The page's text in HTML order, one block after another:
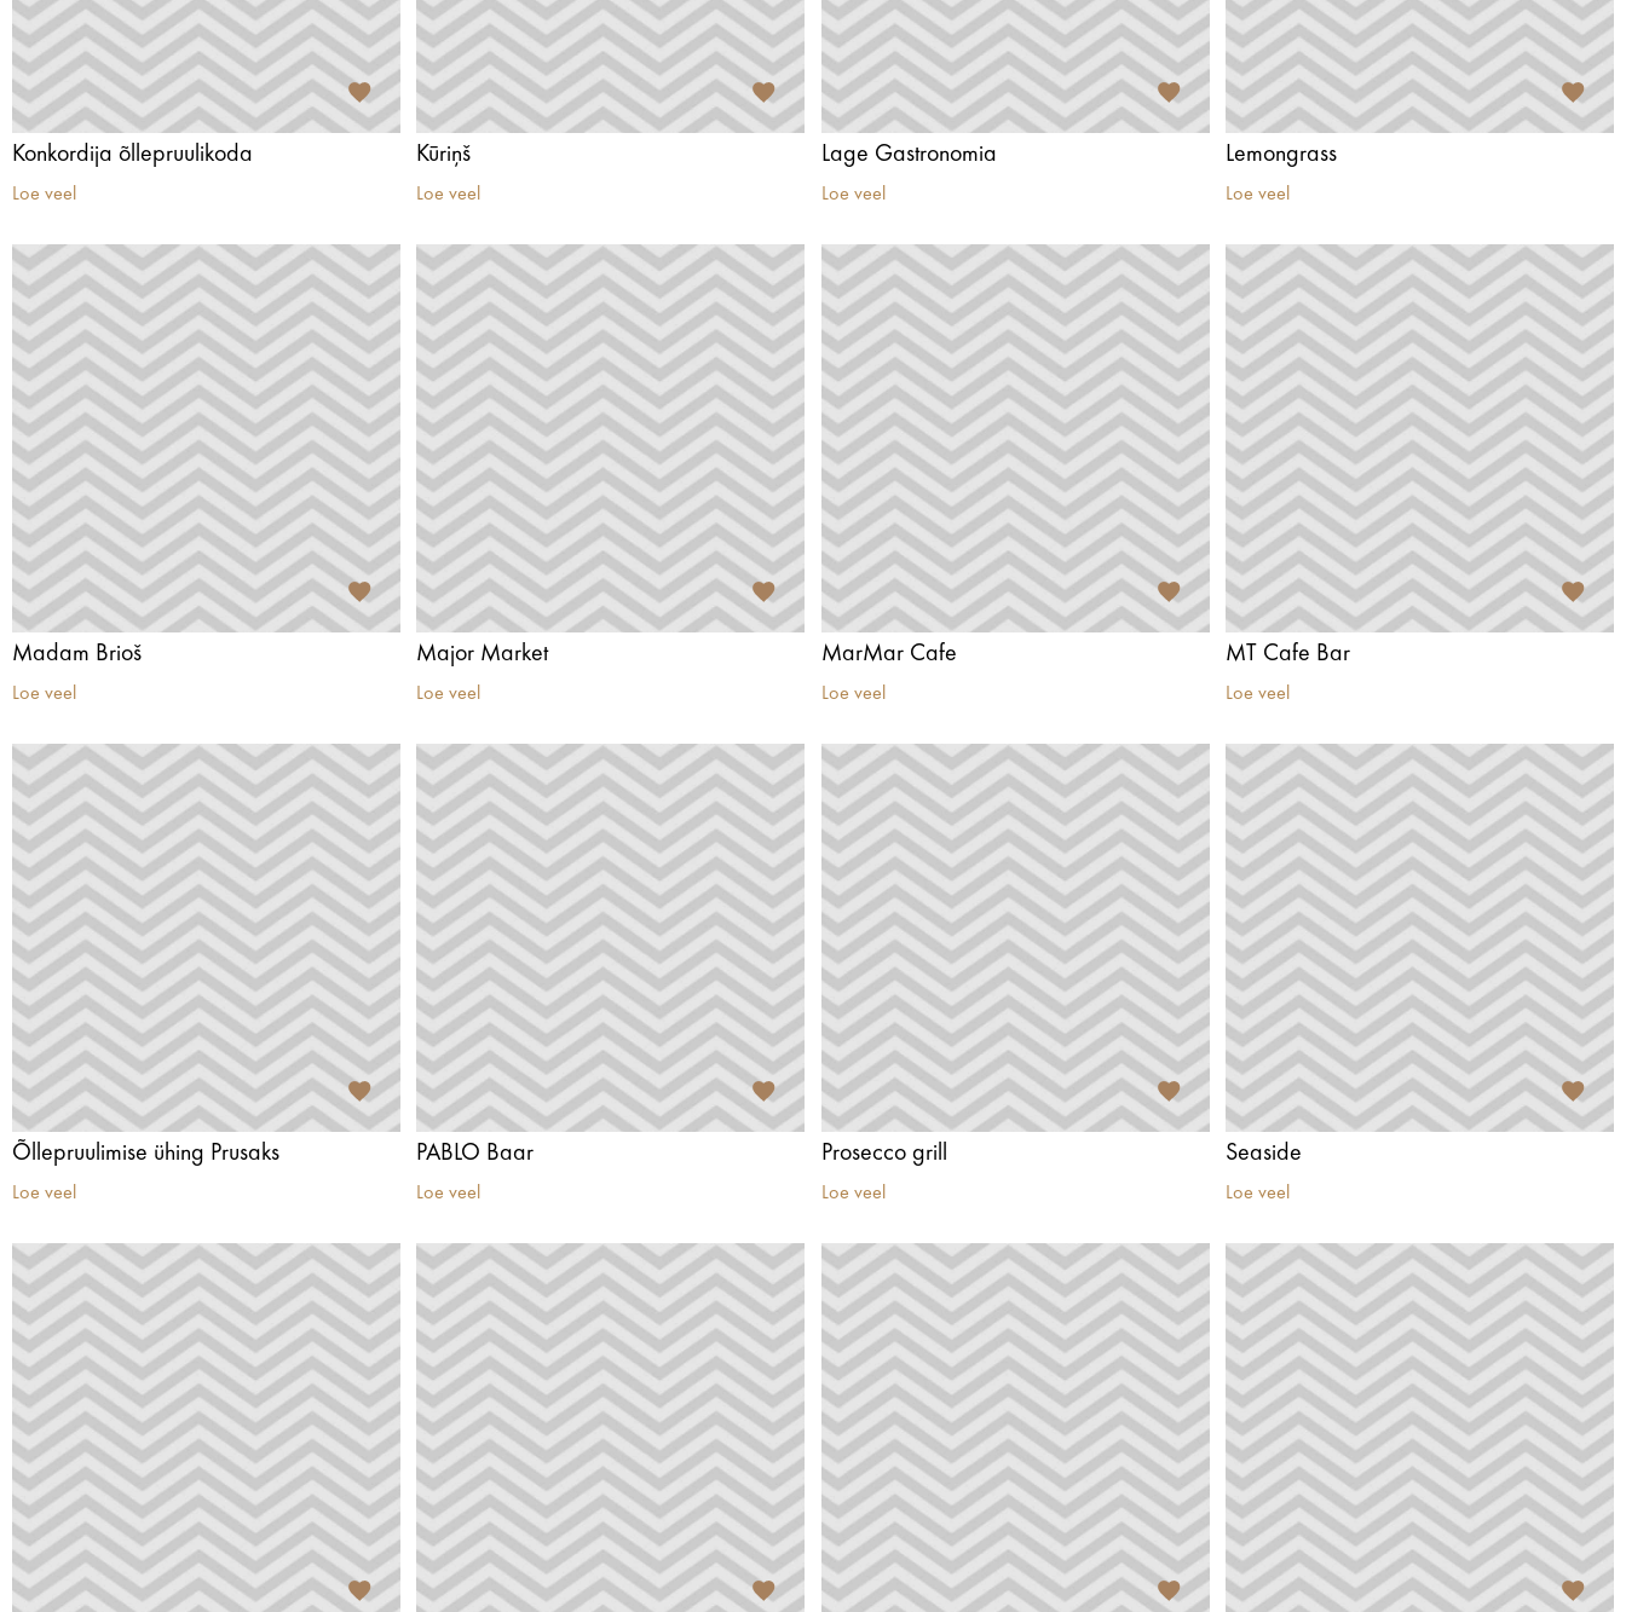
Konkordija õllepruulikoda
Loe veel
Kūriņš
Loe veel
Lage Gastronomia
Loe veel
Lemongrass
Loe veel
Madam Brioš
Loe veel
Major Market
Loe veel
MarMar Cafe
Loe veel
MT Cafe Bar
Loe veel
Õllepruulimise ühing Prusaks
Loe veel
PABLO Baar
Loe veel
Prosecco grill
Loe veel
Seaside
Loe veel